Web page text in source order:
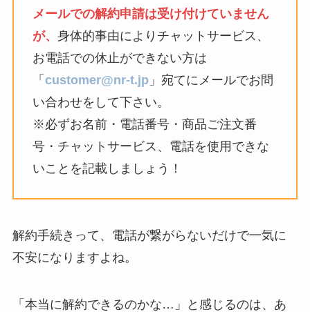
メールでの解約申請は受け付けていません
が、 身体的事由によりチャットサービス、
お電話での休止ができない方は
「 customer@nr-t.jp」宛てにメールでお問
い合わせをして下さい。
※必ずお名前・電話番号・商品ご注文番
号・チャットサービス、電話を使用できな
いことを記載しましょう！
解約手続きって、電話が繋がらないだけで一気に
不安になりますよね。
「本当に解約できるのかな…」と感じるのは、あ